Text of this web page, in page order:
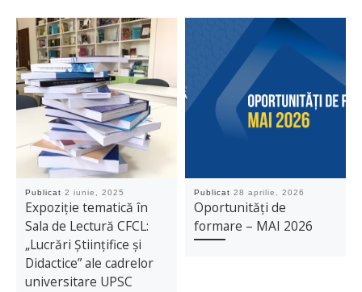
Publicat2 iunie, 2025
Expoziție tematică în
Sala de Lectură CFCL:
„Lucrări Științifice și
Didactice” ale cadrelor
universitare UPSC
Publicat28 aprilie, 2026
Oportunități de
formare – MAI 2026